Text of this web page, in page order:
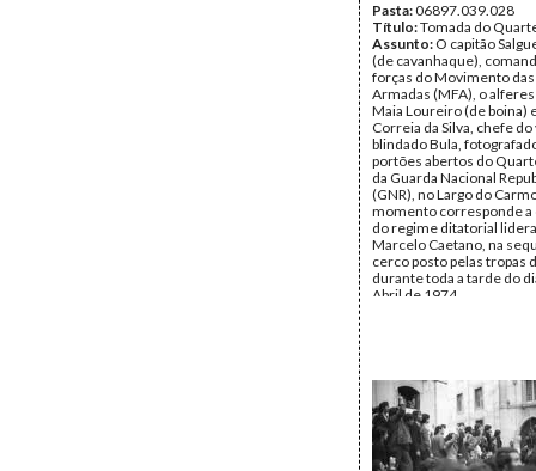
Pasta:06897.039.028
Título:Tomada do
Assunto: O capitão
(de cavanhaque),
forças do Movimento
Armadas (MFA), o
Maia Loureiro (de boina)
Correia da Silva, chefe
blindado Bula,
portões abertos do
da Guarda Nacional
(GNR), no Largo do
momento corresponde a
do regime ditatorial
Marcelo Caetano, na
cerco posto pelas tropas
durante toda a tarde do
Abril de 1974.